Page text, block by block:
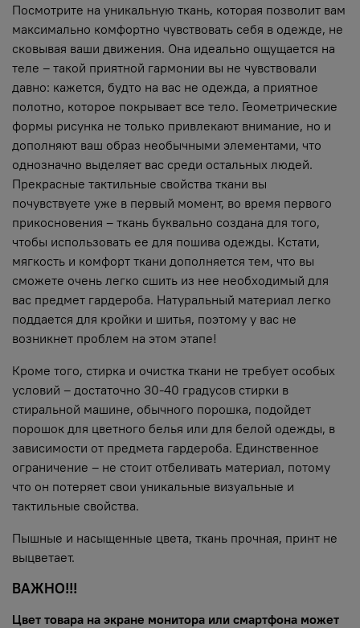
Посмотрите на уникальную ткань, которая позволит вам
максимально комфортно чувствовать себя в одежде, не
сковывая ваши движения. Она идеально ощущается на
теле – такой приятной гармонии вы не чувствовали
давно: кажется, будто на вас не одежда, а приятное
полотно, которое покрывает все тело. Геометрические
формы рисунка не только привлекают внимание, но и
дополняют ваш образ необычными элементами, что
однозначно выделяет вас среди остальных людей.
Прекрасные тактильные свойства ткани вы
почувствуете уже в первый момент, во время первого
прикосновения – ткань буквально создана для того,
чтобы использовать ее для пошива одежды. Кстати,
мягкость и комфорт ткани дополняется тем, что вы
сможете очень легко сшить из нее необходимый для
вас предмет гардероба. Натуральный материал легко
поддается для кройки и шитья, поэтому у вас не
возникнет проблем на этом этапе!
Кроме того, стирка и очистка ткани не требует особых
условий – достаточно 30-40 градусов стирки в
стиральной машине, обычного порошка, подойдет
порошок для цветного белья или для белой одежды, в
зависимости от предмета гардероба. Единственное
ограничение – не стоит отбеливать материал, потому
что он потеряет свои уникальные визуальные и
тактильные свойства.
Пышные и насыщенные цвета, ткань прочная, принт не
выцветает.
ВАЖНО!!!
Цвет товара на экране монитора или смартфона может